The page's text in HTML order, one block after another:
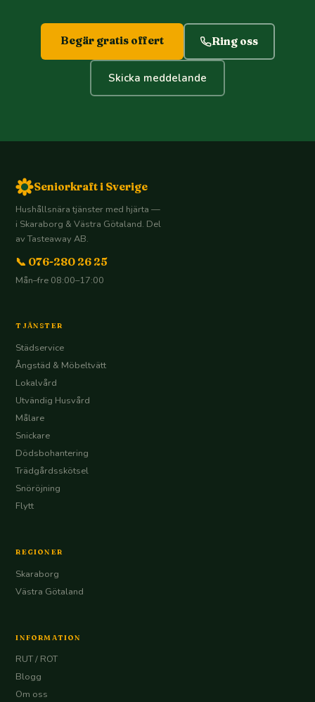
Begär gratis offert Ring oss
Skicka meddelande
Seniorkraft i Sverige
Hushållsnära tjänster med hjärta —
i Skaraborg & Västra Götaland. Del
av Tasteaway AB.
📞 076-280 26 25
Mån–fre 08:00–17:00
TJÄNSTER
Städservice
Ångstäd & Möbeltvätt
Lokalvård
Utvändig Husvård
Målare
Snickare
Dödsbohantering
Trädgårdsskötsel
Snöröjning
Flytt
REGIONER
Skaraborg
Västra Götaland
INFORMATION
RUT / ROT
Blogg
Om oss